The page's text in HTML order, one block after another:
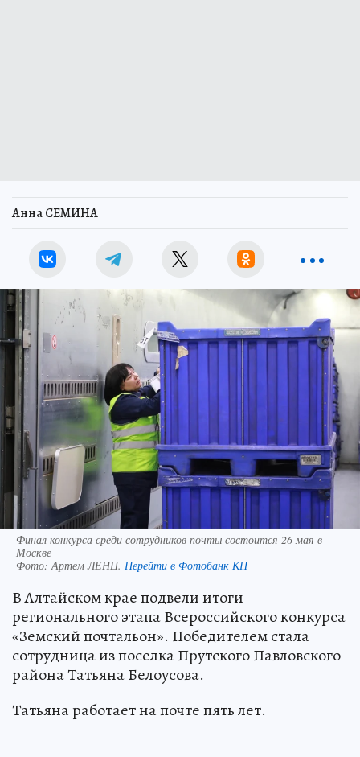
Анна СЕМИНА
Финал конкурса среди сотрудников почты состоится 26 мая в
Москве
Фото: Артем ЛЕНЦ. Перейти в Фотобанк КП
В Алтайском крае подвели итоги
регионального этапа Всероссийского конкурса
«Земский почтальон». Победителем стала
сотрудница из поселка Прутского Павловского
района Татьяна Белоусова.
Татьяна работает на почте пять лет.